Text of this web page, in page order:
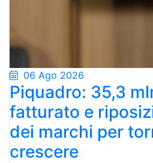
06 Ago 2026
Piquadro: 35,3
fatturato e
dei marchi per
crescere